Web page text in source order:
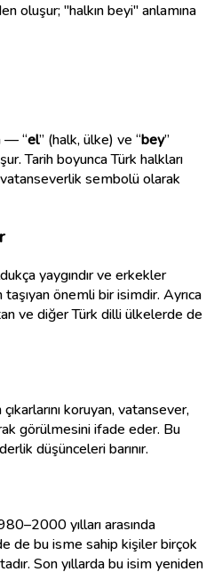
oluşur; "halkın beyi" anlamına
— “el” (halk, ülke) ve “bey”
Tarih boyunca Türk halkları
sembolü olarak
yaygındır ve erkekler
önemli bir isimdir. Ayrıca
ve diğer Türk dilli ülkelerde de
koruyan, vatansever,
görülmesini ifade eder. Bu
düşünceleri barınır.
yılları arasında
de bu isme sahip kişiler birçok
Son yıllarda bu isim yeniden